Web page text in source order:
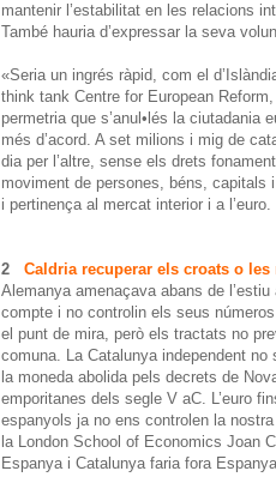
mantenir l’estabilitat en les relacions
També hauria d’expressar la seva
«Seria un ingrés ràpid, com el
think tank Centre for European
permetria que s’anul•lés la
més d’acord. A set milions i mig de
dia per l’altre, sense els drets
moviment de persones, béns,
i pertinença al mercat interior i a l’euro.
2
Caldria recuperar els croats o
Alemanya amenaçava abans de
compte i no controlin els seus
el punt de mira, però els tractats no
comuna. La Catalunya independent
la moneda abolida pels decrets de
emporitanes dels segle V aC. L’euro
espanyols ja no ens controlen la
la London School of Economics Joan
Espanya i Catalunya faria fora